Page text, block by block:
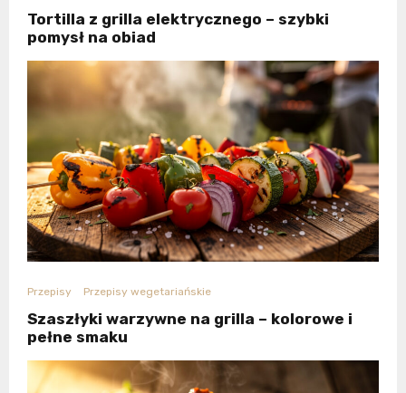
Tortilla z grilla elektrycznego – szybki
pomysł na obiad
Przepisy Przepisy wegetariańskie
Szaszłyki warzywne na grilla – kolorowe i
pełne smaku